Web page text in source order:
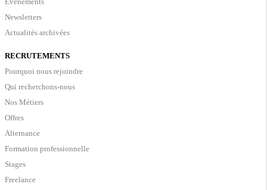
Newsletters
Actualités archivées
RECRUTEMENTS
Pourquoi nous rejoindre
Qui recherchons-nous
Nos Métiers
Offres
Alternance
Formation professionnelle
Stages
Freelance